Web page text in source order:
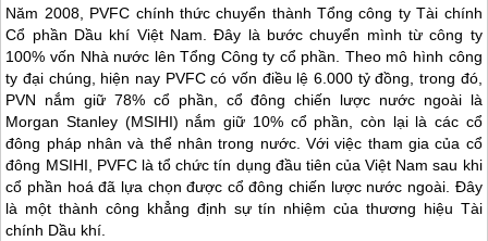
Năm 2008, PVFC chính thức chuyển thành Tổng công ty Tài chính
Cổ phần Dầu khí Việt Nam. Đây là bước chuyển mình từ công ty
100% vốn Nhà nước lên Tổng Công ty cổ phần. Theo mô hình công
ty đại chúng, hiện nay PVFC có vốn điều lệ 6.000 tỷ đồng, trong đó,
PVN nắm giữ 78% cổ phần, cổ đông chiến lược nước ngoài là
Morgan Stanley (MSIHI) nắm giữ 10% cổ phần, còn lại là các cổ
đông pháp nhân và thể nhân trong nước. Với việc tham gia của cổ
đông MSIHI, PVFC là tổ chức tín dụng đầu tiên của Việt Nam sau khi
cổ phần hoá đã lựa chọn được cổ đông chiến lược nước ngoài. Đây
là một thành công khẳng định sự tín nhiệm của thương hiệu Tài
chính Dầu khí.